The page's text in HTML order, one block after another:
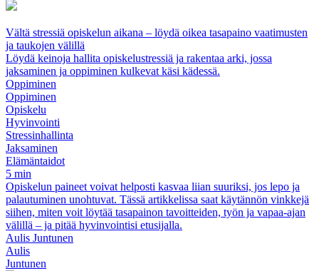
Vältä stressiä opiskelun aikana – löydä oikea tasapaino vaatimusten
ja taukojen välillä
Löydä keinoja hallita opiskelustressiä ja rakentaa arki, jossa
jaksaminen ja oppiminen kulkevat käsi kädessä.
Oppiminen
Oppiminen
Opiskelu
Hyvinvointi
Stressinhallinta
Jaksaminen
Elämäntaidot
5 min
Opiskelun paineet voivat helposti kasvaa liian suuriksi, jos lepo ja
palautuminen unohtuvat. Tässä artikkelissa saat käytännön vinkkejä
siihen, miten voit löytää tasapainon tavoitteiden, työn ja vapaa-ajan
välillä – ja pitää hyvinvointisi etusijalla.
Aulis Juntunen
Aulis
Juntunen